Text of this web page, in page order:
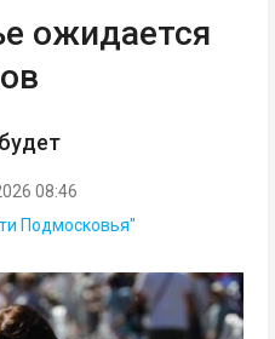
ожидается
08:46
Подмосковья"